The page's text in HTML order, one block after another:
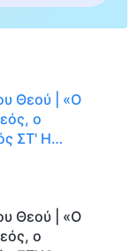
Θεού | «Ο
ο
ΣΤ' Η
Θεού | «Ο
ο